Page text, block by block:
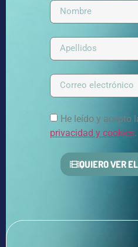
He leído y acepto
privacidad y cookies.
QUIERO VER